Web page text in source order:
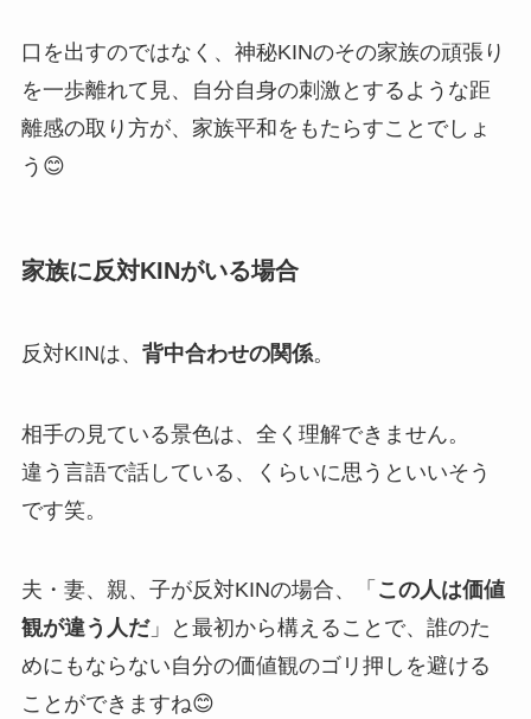
口を出すのではなく、神秘KINのその家族の頑張り
を一歩離れて見、自分自身の刺激とするような距
離感の取り方が、家族平和をもたらすことでしょ
う😊
家族に反対KINがいる場合
反対KINは、 背中合わせの関係。
相手の見ている景色は、全く理解できません。
違う言語で話している、くらいに思うといいそう
です笑。
夫・妻、親、子が反対KINの場合、「 この人は価値
観が違う人だ」と最初から構えることで、誰のた
めにもならない自分の価値観のゴリ押しを避ける
ことができますね😊